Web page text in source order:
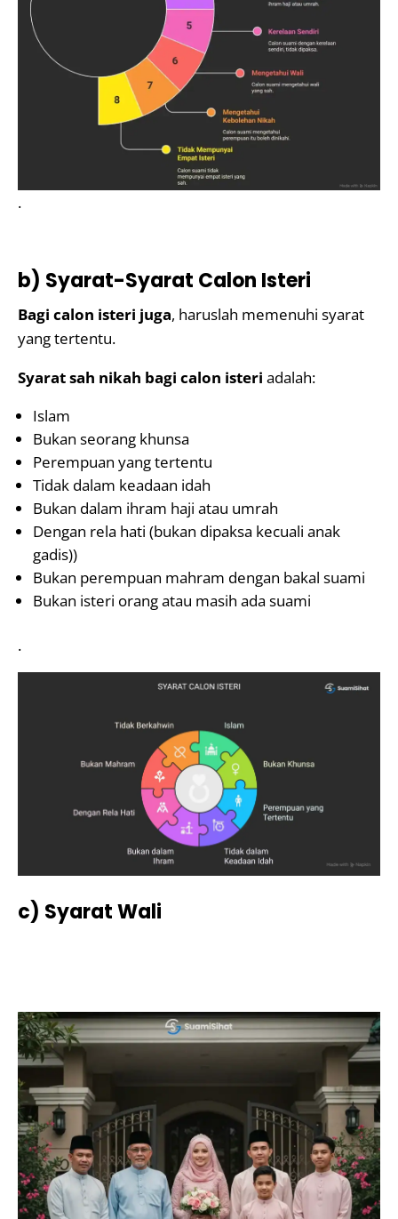
.
b) Syarat-Syarat Calon Isteri
Bagi calon isteri juga, haruslah memenuhi syarat
yang tertentu.
Syarat sah nikah bagi calon isteri adalah:
Islam
Bukan seorang khunsa
Perempuan yang tertentu
Tidak dalam keadaan idah
Bukan dalam ihram haji atau umrah
Dengan rela hati (bukan dipaksa kecuali anak
gadis))
Bukan perempuan mahram dengan bakal suami
Bukan isteri orang atau masih ada suami
.
c) Syarat Wali